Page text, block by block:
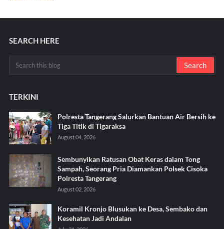
SEARCH HERE
TERKINI
Polresta Tangerang Salurkan Bantuan Air Bersih ke
Tiga Titik di Tigaraksa ‎
August 04, 2026
Sembunyikan Ratusan Obat Keras dalam Tong
Sampah, Seorang Pria Diamankan Polsek Cisoka
Polresta Tangerang
August 02, 2026
Koramil Kronjo Blusukan ke Desa, Sembako dan
Kesehatan Jadi Andalan ‎